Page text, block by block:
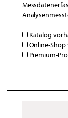
Katalog
Online-Shop
Premium-